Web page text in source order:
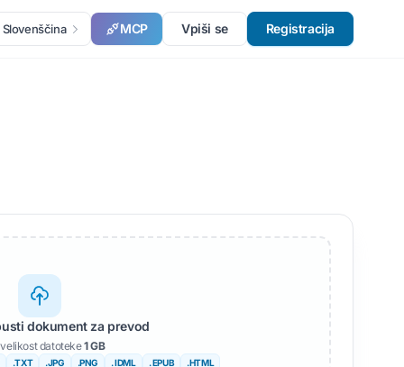
Slovenščina MCP Vpiši se Registracija
dokument za prevod
datoteke1 GB
.TXT .JPG .PNG . IDML . EPUB .HTML